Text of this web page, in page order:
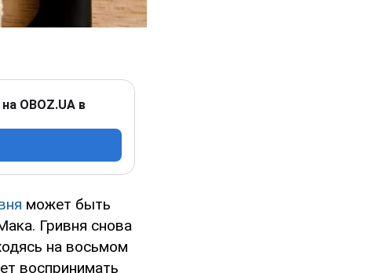
OBOZ.UA в
может быть
Гривня снова
на восьмом
воспринимать